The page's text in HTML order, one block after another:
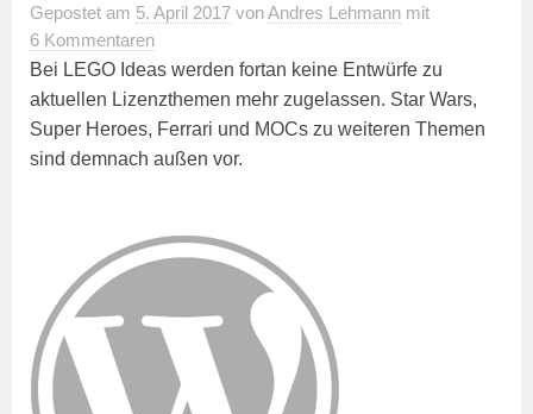
Gepostet am 5. April 2017 vonAndres Lehmann mit
6 Kommentaren
Bei LEGO Ideas werden fortan keine Entwürfe zu
aktuellen Lizenzthemen mehr zugelassen. Star Wars,
Super Heroes, Ferrari und MOCs zu weiteren Themen
sind demnach außen vor.